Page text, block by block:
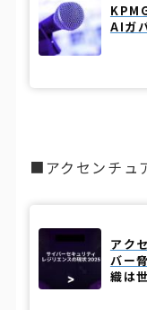
AIガ
■アクセンチュ
アク
バー
織は